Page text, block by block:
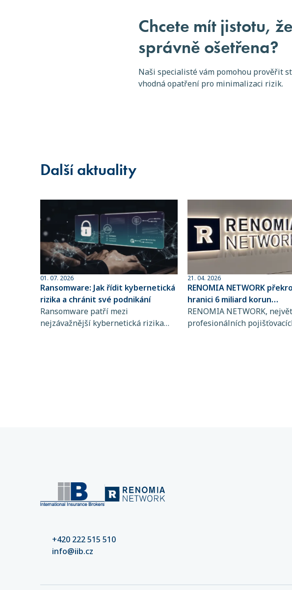
Chcete mít jistotu,
správně ošetřena?
Naši specialisté vám pomohou prověřit
vhodná opatření pro minimalizaci rizik.
Další aktuality
01. 07. 2026
Ransomware: Jak řídit kybernetická
rizika a chránit své podnikání
Ransomware patří mezi
nejzávažnější kybernetická rizika
21. 04. 2026
RENOMIA NETWORK
hranici 6 miliard korun
spravovaného pojistného
RENOMIA NETWORK,
profesionálních
pojistného, které svým
+420 222 515 510
info@iib.cz